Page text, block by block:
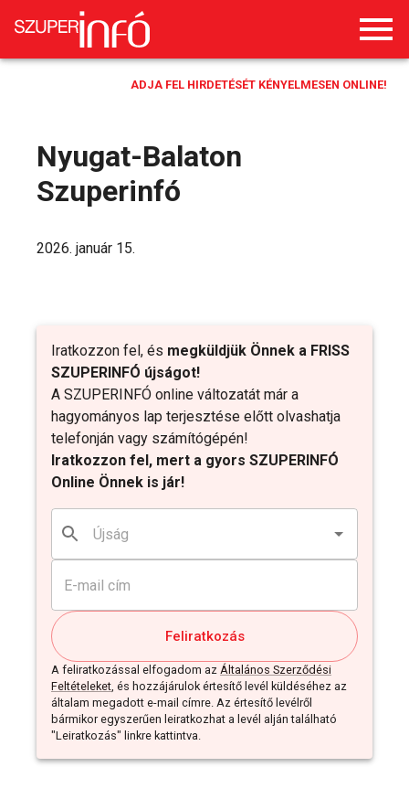
ADJA FEL HIRDETÉSÉT KÉNYELMESEN ONLINE!
Nyugat-Balaton
Szuperinfó
Iratkozzon fel, és megküldjük Önnek a FRISS
SZUPERINFÓ újságot!
A SZUPERINFÓ online változatát már a
hagyományos lap terjesztése előtt olvashatja
telefonján vagy számítógépén!
Iratkozzon fel, mert a gyors SZUPERINFÓ
Online Önnek is jár!
Feliratkozás
A feliratkozással elfogadom az Általános Szerződési
Feltételeket, és hozzájárulok értesítő levél küldéséhez az
általam megadott e-mail címre. Az értesítő levélről
bármikor egyszerűen leiratkozhat a levél alján található
"Leiratkozás" linkre kattintva.
2026. január 15.